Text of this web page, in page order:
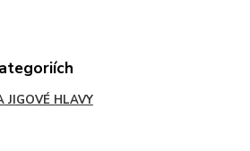
JIGOVÉ HLAVY